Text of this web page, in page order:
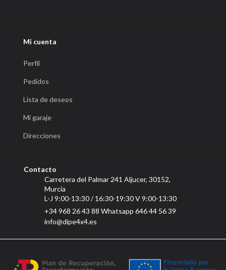
Mi cuenta
Perfíl
Pedidos
Lista de deseos
Mi garaje
Direcciones
Contacto
Carretera del Palmar 241 Aljucer, 30152,
Murcia
L-J 9:00-13:30 / 16:30-19:30 V 9:00-13:30
+34 968 26 43 88 Whatsapp 646 44 56 39
info@dipe4x4.es